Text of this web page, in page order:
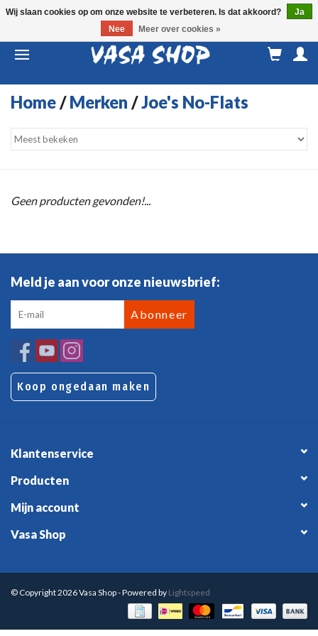
Home/Merken /Joe's No-Flats
Geen producten gevonden!...
Meld je aan voor onze nieuwsbrief:
Abonneer
Koop ongedaan maken
Klantenservice
Producten
Mijn account
Vasa Shop
© Copyright 2026 Vasa Shop - Powered by Lightspeed
Wij slaan cookies op om onze website te verbeteren. Is dat akkoord?
Ja
Nee
Meer over cookies »